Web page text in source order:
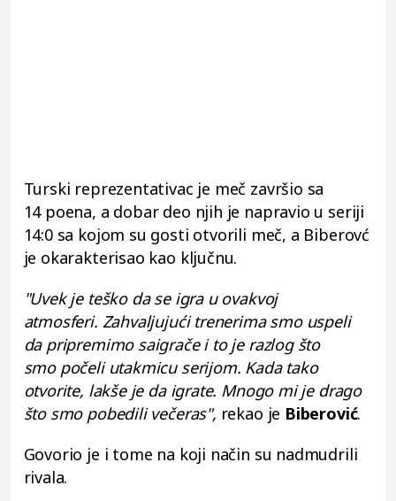
Turski reprezentativac je meč završio sa
14 poena, a dobar deo njih je napravio u seriji
14:0 sa kojom su gosti otvorili meč, a Biberovć
je okarakterisao kao ključnu.
"Uvek je teško da se igra u ovakvoj
atmosferi. Zahvaljujući trenerima smo uspeli
da pripremimo saigrače i to je razlog što
smo počeli utakmicu serijom. Kada tako
otvorite, lakše je da igrate. Mnogo mi je drago
što smo pobedili večeras", rekao je Biberović.
Govorio je i tome na koji način su nadmudrili
rivala.